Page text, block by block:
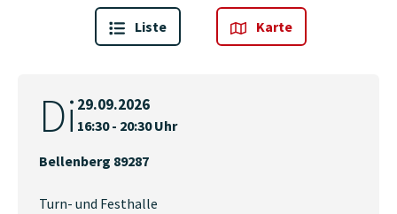
Liste Karte
Di 29.09.2026
16:30 - 20:30 Uhr
Bellenberg 89287
Turn- und Festhalle